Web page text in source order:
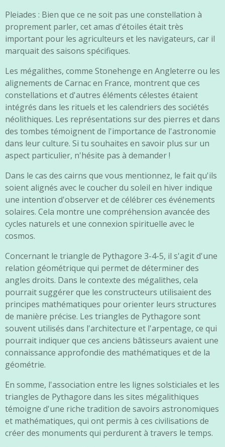
Pleiades : Bien que ce ne soit pas une constellation à
proprement parler, cet amas d'étoiles était très
important pour les agriculteurs et les navigateurs, car il
marquait des saisons spécifiques.
Les mégalithes, comme Stonehenge en Angleterre ou les
alignements de Carnac en France, montrent que ces
constellations et d'autres éléments célestes étaient
intégrés dans les rituels et les calendriers des sociétés
néolithiques. Les représentations sur des pierres et dans
des tombes témoignent de l'importance de l'astronomie
dans leur culture. Si tu souhaites en savoir plus sur un
aspect particulier, n'hésite pas à demander !
Dans le cas des cairns que vous mentionnez, le fait qu'ils
soient alignés avec le coucher du soleil en hiver indique
une intention d'observer et de célébrer ces événements
solaires. Cela montre une compréhension avancée des
cycles naturels et une connexion spirituelle avec le
cosmos.
Concernant le triangle de Pythagore 3-4-5, il s'agit d'une
relation géométrique qui permet de déterminer des
angles droits. Dans le contexte des mégalithes, cela
pourrait suggérer que les constructeurs utilisaient des
principes mathématiques pour orienter leurs structures
de manière précise. Les triangles de Pythagore sont
souvent utilisés dans l'architecture et l'arpentage, ce qui
pourrait indiquer que ces anciens bâtisseurs avaient une
connaissance approfondie des mathématiques et de la
géométrie.
En somme, l'association entre les lignes solsticiales et les
triangles de Pythagore dans les sites mégalithiques
témoigne d'une riche tradition de savoirs astronomiques
et mathématiques, qui ont permis à ces civilisations de
créer des monuments qui perdurent à travers le temps.